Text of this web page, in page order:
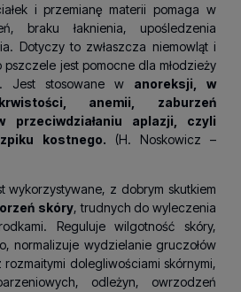
i przemianę materii pomaga w
braku łaknienia, upośledzenia
Dotyczy to zwłaszcza niemowląt i
pszczele jest pomocne dla młodzieży
Jest stosowane w anoreksji, w
anemii, zaburzeń
przeciwdziałaniu aplazji, czyli
kostnego. (H.
Noskowicz –
wykorzystywane, z dobrym skutkiem
skóry, trudnych do wyleczenia
Reguluje wilgotność skóry,
normalizuje wydzielanie gruczołów
rozmaitymi dolegliwościami skórnymi,
odleżyn, owrzodzeń